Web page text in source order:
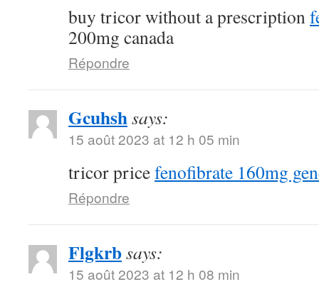
buy tricor without a prescription
200mg canada
Répondre
Gcuhshsays:
15 août 2023 at 12 h 05 min
tricor pricefenofibrate 160mg
Répondre
Flgkrbsays:
15 août 2023 at 12 h 08 min